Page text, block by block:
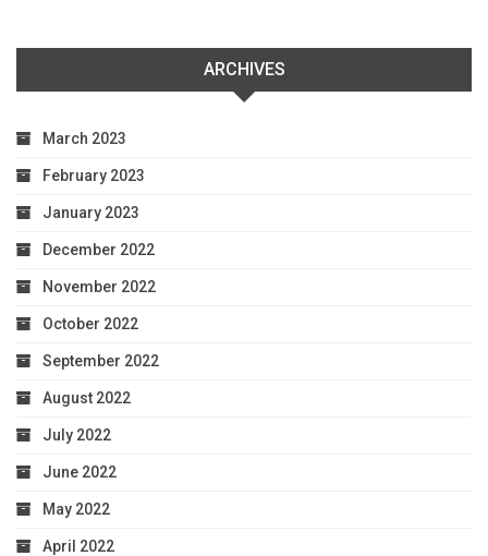
ARCHIVES
March 2023
February 2023
January 2023
December 2022
November 2022
October 2022
September 2022
August 2022
July 2022
June 2022
May 2022
April 2022